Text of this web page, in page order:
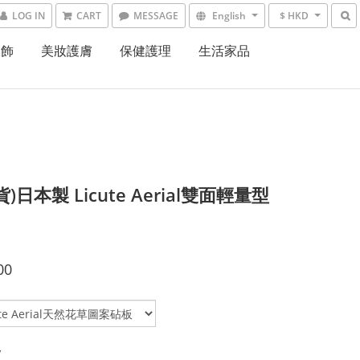
LOG IN CART MESSAGE English $ HKD
美妝護膚 保健護理 生活家品
)日本製 Licute Aerial雙面輕量型